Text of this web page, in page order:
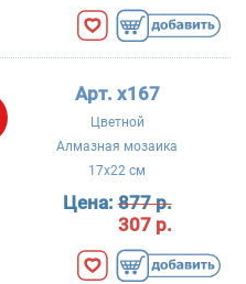
Арт. x167
Цветной
Алмазная мозаика
17x22 см
Цена:877 р.
307 р.